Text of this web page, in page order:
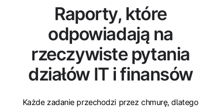
Raporty, które
odpowiadają na
rzeczywiste pytania
działów IT i finansów
Każde zadanie przechodzi przez chmurę, dlatego